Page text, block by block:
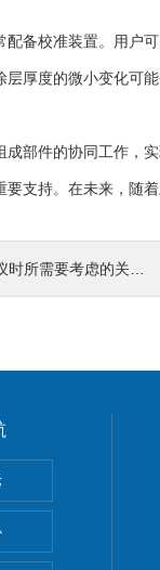
校准装置。用户可
厚度的微小变化可
件的协同工作，实
支持。在未来，随
需要考虑的关键因素